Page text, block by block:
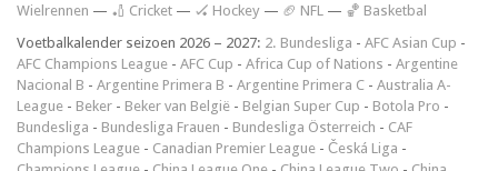
Wielrennen — 🏏 Cricket — 🏑 Hockey — 🏈 NFL — 🏀 Basketbal
Voetbalkalender seizoen 2026 – 2027: 2. Bundesliga - AFC Asian Cup -
AFC Champions League - AFC Cup - Africa Cup of Nations - Argentine
Nacional B - Argentine Primera B - Argentine Primera C - Australia A-
League - Beker - Beker van België - Belgian Super Cup - Botola Pro -
Bundesliga - Bundesliga Frauen - Bundesliga Österreich - CAF
Champions League - Canadian Premier League - Česká Liga -